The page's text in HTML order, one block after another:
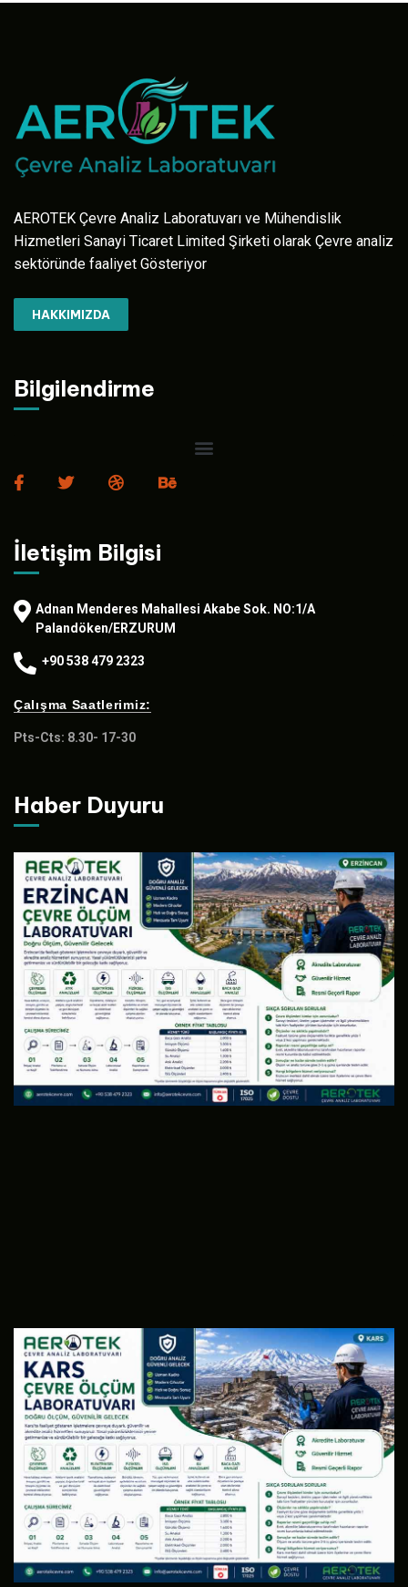
AEROTEK Çevre Analiz Laboratuvarı ve Mühendislik
Hizmetleri Sanayi Ticaret Limited Şirketi olarak Çevre analiz
sektöründe faaliyet Gösteriyor
HAKKIMIZDA
Bilgilendirme
İletişim Bilgisi
Adnan Menderes Mahallesi Akabe Sok. NO:1/A
Palandöken/ERZURUM
+90 538 479 2323
Çalışma Saatlerimiz:
Pts-Cts: 8.30- 17-30
Haber Duyuru